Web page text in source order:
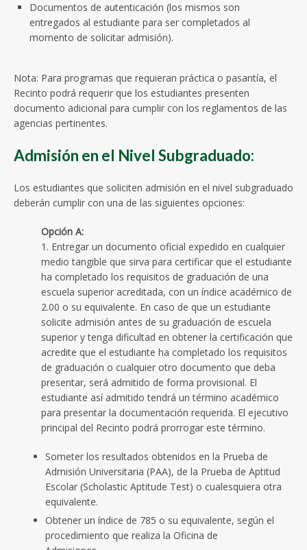
Documentos de autenticación (los mismos son
entregados al estudiante para ser completados al
momento de solicitar admisión).
Nota: Para programas que requieran práctica o pasantía, el
Recinto podrá requerir que los estudiantes presenten
documento adicional para cumplir con los reglamentos de las
agencias pertinentes.
Admisión en el Nivel Subgraduado:
Los estudiantes que soliciten admisión en el nivel subgraduado
deberán cumplir con una de las siguientes opciones:
Opción A:
1. Entregar un documento oficial expedido en cualquier
medio tangible que sirva para certificar que el estudiante
ha completado los requisitos de graduación de una
escuela superior acreditada, con un índice académico de
2.00 o su equivalente. En caso de que un estudiante
solicite admisión antes de su graduación de escuela
superior y tenga dificultad en obtener la certificación que
acredite que el estudiante ha completado los requisitos
de graduación o cualquier otro documento que deba
presentar, será admitido de forma provisional. El
estudiante así admitido tendrá un término académico
para presentar la documentación requerida. El ejecutivo
principal del Recinto podrá prorrogar este término.
Someter los resultados obtenidos en la Prueba de
Admisión Universitaria (PAA), de la Prueba de Aptitud
Escolar (Scholastic Aptitude Test) o cualesquiera otra
equivalente.
Obtener un índice de 785 o su equivalente, según el
procedimiento que realiza la Oficina de